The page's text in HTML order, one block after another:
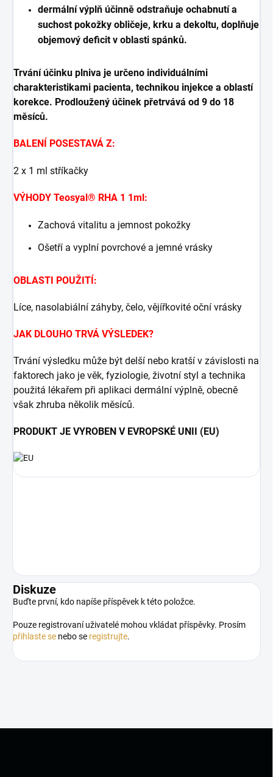
dermální výplň účinně odstraňuje ochabnutí a
suchost pokožky obličeje, krku a dekoltu, doplňuje
objemový deficit v oblasti spánků.
Trvání účinku plniva je určeno individuálními
charakteristikami pacienta, technikou injekce a oblastí
korekce. Prodloužený účinek přetrvává od 9 do 18
měsíců.
BALENÍ POSESTAVÁ Z:
2 x 1 ml stříkačky
VÝHODY Teosyal® RHA 1 1ml:
Zachová vitalitu a jemnost pokožky
Ošetří a vyplní povrchové a jemné vrásky
OBLASTI POUŽITÍ:
Líce, nasolabiální záhyby, čelo, vějířkovité oční vrásky
JAK DLOUHO TRVÁ VÝSLEDEK?
Trvání výsledku může být delší nebo kratší v závislosti na
faktorech jako je věk, fyziologie, životní styl a technika
použitá lékařem při aplikaci dermální výplně, obecně
však zhruba několik měsíců.
PRODUKT JE VYROBEN V EVROPSKÉ UNII (EU)
Diskuze
Buďte první, kdo napíše příspěvek k této položce.
Pouze registrovaní uživatelé mohou vkládat příspěvky. Prosím
přihlaste se nebo se registrujte.